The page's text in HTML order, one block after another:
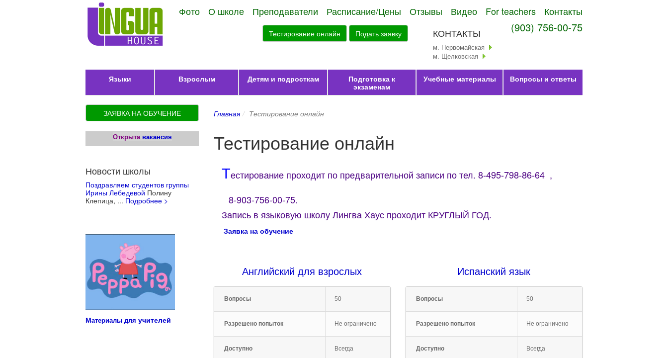
Фото О школе Преподаватели Расписание/Цены Отзывы Видео For teachers Контакты
(903) 756-00-75
КОНТАКТЫ
м. Первомайская
м. Щелковская
Тестирование онлайн Подать заявку
Языки Взрослым Детям и подросткам
Подготовка к
экзаменам
Учебные материалы Вопросы и ответы
ЗАЯВКА НА ОБУЧЕНИЕ
Открыта вакансия
Новости школы
Поздравляем студентов группы
Ирины Лебедевой Полину
Клепица, ... Подробнее >
Материалы для учителей
Главная Тестирование онлайн
Тестирование онлайн
Тестирование проходитпо предварительной записи по тел. 8-495-798-86-64 ,
8-903-756-00-75.
Запись в языковую школу Лингва Хаус проходит КРУГЛЫЙ ГОД.
Заявка на обучение
Английский для взрослых
Вопросы 50
Разрешено попыток Не ограничено
Доступно Всегда
Испанский язык
Вопросы 50
Разрешено попыток Не ограничено
Доступно Всегда